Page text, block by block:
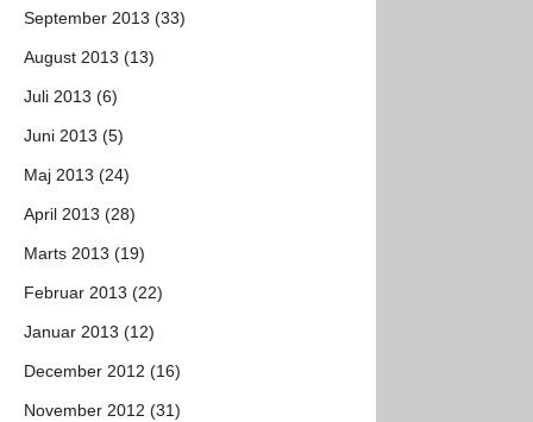
September 2013 (33)
August 2013 (13)
Juli 2013 (6)
Juni 2013 (5)
Maj 2013 (24)
April 2013 (28)
Marts 2013 (19)
Februar 2013 (22)
Januar 2013 (12)
December 2012 (16)
November 2012 (31)